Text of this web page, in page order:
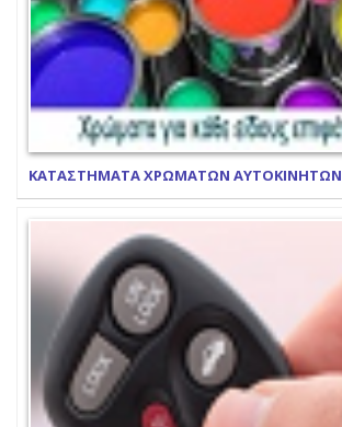
ΚΑΤΑΣΤΗΜΑΤΑ ΧΡΩΜΑΤΩΝ ΑΥΤΟΚΙΝΗΤΩΝ